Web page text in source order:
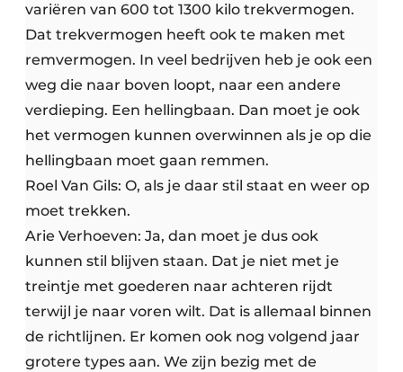
variëren van 600 tot 1300 kilo trekvermogen.
Dat trekvermogen heeft ook te maken met
remvermogen. In veel bedrijven heb je ook een
weg die naar boven loopt, naar een andere
verdieping. Een hellingbaan. Dan moet je ook
het vermogen kunnen overwinnen als je op die
hellingbaan moet gaan remmen.
Roel Van Gils: O, als je daar stil staat en weer op
moet trekken.
Arie Verhoeven: Ja, dan moet je dus ook
kunnen stil blijven staan. Dat je niet met je
treintje met goederen naar achteren rijdt
terwijl je naar voren wilt. Dat is allemaal binnen
de richtlijnen. Er komen ook nog volgend jaar
grotere types aan. We zijn bezig met de